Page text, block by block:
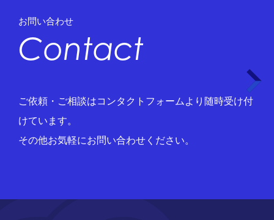
お問い合わせ
Contact
ご依頼・ご相談はコンタクトフォームより随時受け付
けています。
その他お気軽にお問い合わせください。